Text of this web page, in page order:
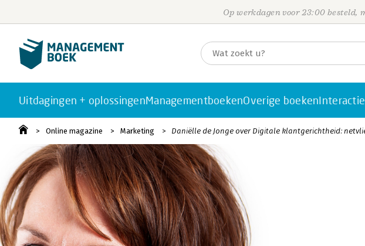
Op werkdagen voor 23:00 besteld,
Uitdagingen + oplossingenManagementboekenOverige boeken
Online magazine Marketing Daniëlle de Jonge over Digitale klantgerichtheid: